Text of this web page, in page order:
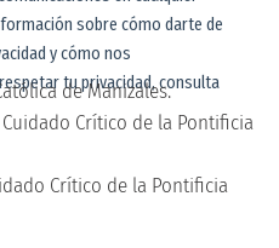
de Manizales.
Crítico de la Pontificia
Crítico de la Pontificia